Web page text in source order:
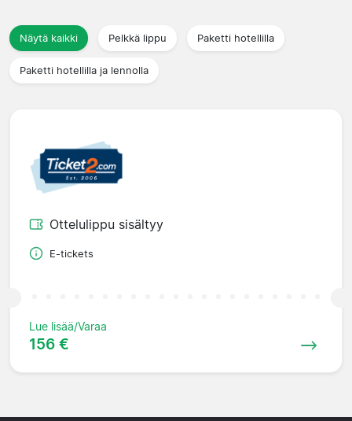
Matkatoimistoja
Näytä kaikki Pelkkä lippu Paketti hotellilla
Paketti hotellilla ja lennolla
Ottelulippu sisältyy
E-tickets
Lue lisää/Varaa
156 €